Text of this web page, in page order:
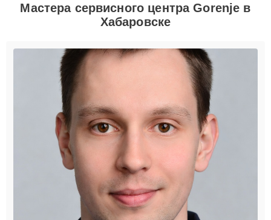
Мастера сервисного центра Gorenje в
Хабаровске